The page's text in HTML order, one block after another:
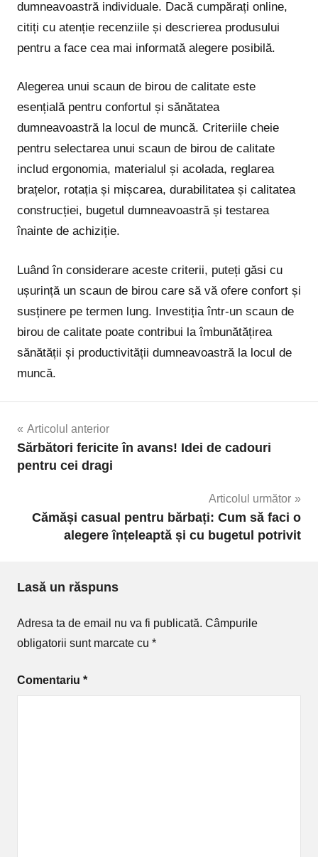
dumneavoastră individuale. Dacă cumpărați online,
citiți cu atenție recenziile și descrierea produsului
pentru a face cea mai informată alegere posibilă.
Alegerea unui scaun de birou de calitate este
esențială pentru confortul și sănătatea
dumneavoastră la locul de muncă. Criteriile cheie
pentru selectarea unui scaun de birou de calitate
includ ergonomia, materialul și acolada, reglarea
brațelor, rotația și mișcarea, durabilitatea și calitatea
construcției, bugetul dumneavoastră și testarea
înainte de achiziție.
Luând în considerare aceste criterii, puteți găsi cu
ușurință un scaun de birou care să vă ofere confort și
susținere pe termen lung. Investiția într-un scaun de
birou de calitate poate contribui la îmbunătățirea
sănătății și productivității dumneavoastră la locul de
muncă.
Navigare
în
Articolul anterior
Sărbători fericite în avans! Idei de cadouri
pentru cei dragi
Articolul următor
Cămăși casual pentru bărbați: Cum să faci o
alegere înțeleaptă și cu bugetul potrivit
Lasă un răspuns
Adresa ta de email nu va fi publicată. Câmpurile
obligatorii sunt marcate cu *
Comentariu *